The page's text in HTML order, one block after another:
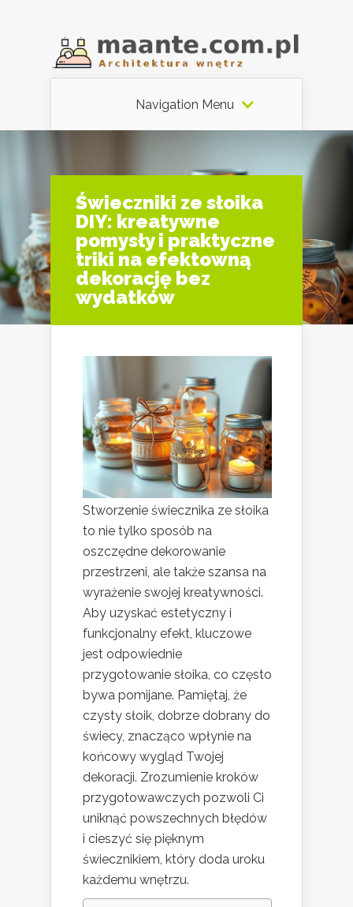
Navigation Menu
Świeczniki ze słoika
DIY: kreatywne
pomysły i praktyczne
triki na efektowną
dekorację bez
wydatków
Stworzenie świecznika ze słoika
to nie tylko sposób na
oszczędne dekorowanie
przestrzeni, ale także szansa na
wyrażenie swojej kreatywności.
Aby uzyskać estetyczny i
funkcjonalny efekt, kluczowe
jest odpowiednie
przygotowanie słoika, co często
bywa pomijane. Pamiętaj, że
czysty słoik, dobrze dobrany do
świecy, znacząco wpłynie na
końcowy wygląd Twojej
dekoracji. Zrozumienie kroków
przygotowawczych pozwoli Ci
uniknąć powszechnych błędów
i cieszyć się pięknym
świecznikiem, który doda uroku
każdemu wnętrzu.